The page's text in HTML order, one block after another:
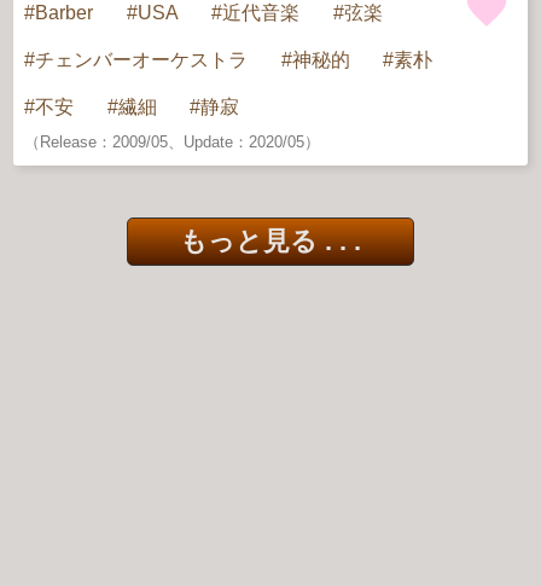
Barber USA 近代音楽 弦楽
チェンバーオーケストラ 神秘的 素朴
不安 繊細 静寂
（Release：2009/05、Update：2020/05）
もっと見る . . .